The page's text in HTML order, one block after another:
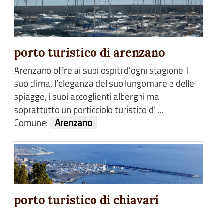
porto turistico di arenzano
Arenzano offre ai suoi ospiti d’ogni stagione il
suo clima, l’eleganza del suo lungomare e delle
spiagge, i suoi accoglienti alberghi ma
soprattutto un porticciolo turistico d’ ...
Comune: Arenzano
porto turistico di chiavari